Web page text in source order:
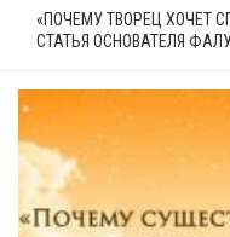
«ПОЧЕМУ ТВОРЕЦ ХОЧЕТ
СТАТЬЯ ОСНОВАТЕЛЯ